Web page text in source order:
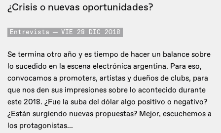
¿Crisis o nuevas oportunidades?
Entrevista VIE 28 DIC 2018
Se termina otro año y es tiempo de hacer un balance sobre
lo sucedido en la escena electrónica argentina. Para eso,
convocamos a promoters, artistas y dueños de clubs, para
que nos den sus impresiones sobre lo acontecido durante
este 2018. ¿Fue la suba del dólar algo positivo o negativo?
¿Están surgiendo nuevas propuestas? Mejor, escuchemos a
los protagonistas...